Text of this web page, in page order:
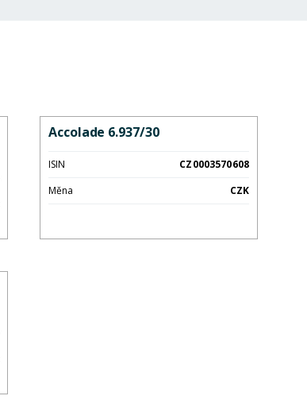
Accolade 6.937/30
ISIN
CZ0003570608
Měna
CZK